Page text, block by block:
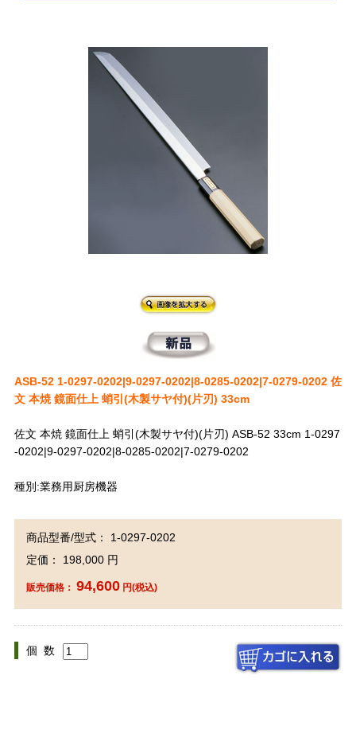
ASB-52 1-0297-0202|9-0297-0202|8-0285-0202|7-0279-0202 佐
文 本焼 鏡面仕上 蛸引(木製サヤ付)(片刃) 33cm
佐文 本焼 鏡面仕上 蛸引(木製サヤ付)(片刃) ASB-52 33cm 1-0297
-0202|9-0297-0202|8-0285-0202|7-0279-0202
種別:業務用厨房機器
商品型番/型式： 1-0297-0202
定価： 198,000 円
販売価格： 94,600円(税込)
個 数